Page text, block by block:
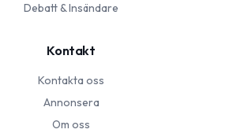
Debatt & Insändare
Kontakt
Kontakta oss
Annonsera
Om oss